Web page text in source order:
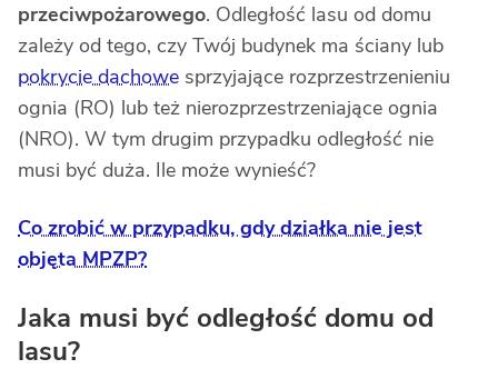
przeciwpożarowego. Odległość lasu od domu
zależy od tego, czy Twój budynek ma ściany lub
pokrycie dachowe sprzyjające rozprzestrzenieniu
ognia (RO) lub też nierozprzestrzeniające ognia
(NRO). W tym drugim przypadku odległość nie
musi być duża. Ile może wynieść?
Co zrobić w przypadku, gdy działka nie jest
objęta MPZP?
Jaka musi być odległość domu od
lasu?